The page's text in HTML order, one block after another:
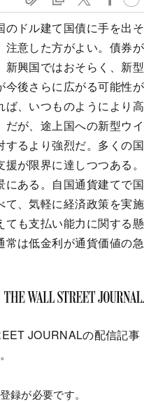
ドル建て国債に手を出そ
注意した方がよい。債券が
興国ではおそらく、新型
今後さらに広がる可能性が
、いつものようにより高
が、途上国への新型ウイ
るより強烈だ。多くの国
が限界に達しつつある。
にある。自国通貨建てで国
、気軽に経済政策を実施
も支払い能力に関する懸
は低金利が通貨価値の急
JOURNALの配信記事
録が必要です。